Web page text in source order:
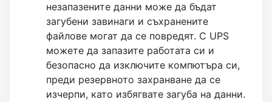
незапазените данни може да бъдат
загубени завинаги и съхранените
файлове могат да се повредят. С UPS
можете да запазите работата си и
безопасно да изключите компютъра си,
преди резервното захранване да се
изчерпи, като избягвате загуба на данни.